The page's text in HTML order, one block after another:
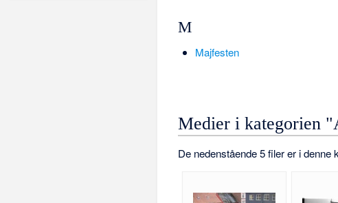
M
Majfesten
Medier i kategorien
De nedenstående 5 filer er i denne